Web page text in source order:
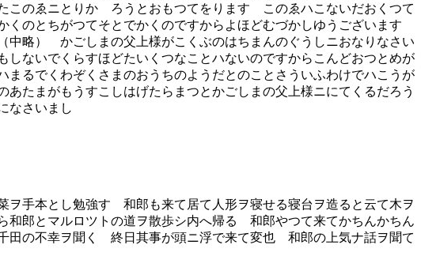
このゑニとりかゝろうとおもつてをります このゑハこないだおくつて
のとちがつてそとでかくのですからよほどむづかしゆうございます
中略） かごしまの父上様がこくぶのはちまんのぐうしニおなりなさい
ないでくらすほどたいくつなことハないのですからこんどおつとめが
るでくわぞくさまのおうちのようだとのことさういふわけでハこうが
たまがもうすこしはげたらまつとかごしまの父上様ニにてくるだろう
さいまし
本とし勉強す 和郎も来て居て人形ヲ寝せる寝台ヲ造ると云て木ヲ
郎とマルロツトの道ヲ散歩シ内へ帰る 和郎やつて来てかちんかちん
の不幸ヲ聞く 終日其事が頭ニ浮で来て変也 和郎の上気ナ話ヲ聞て